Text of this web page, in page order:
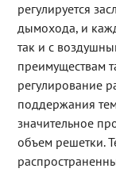
регулируется
дымохода, и
так и с
преимуществам
регулирование
поддержания
значительное
объем решетки.